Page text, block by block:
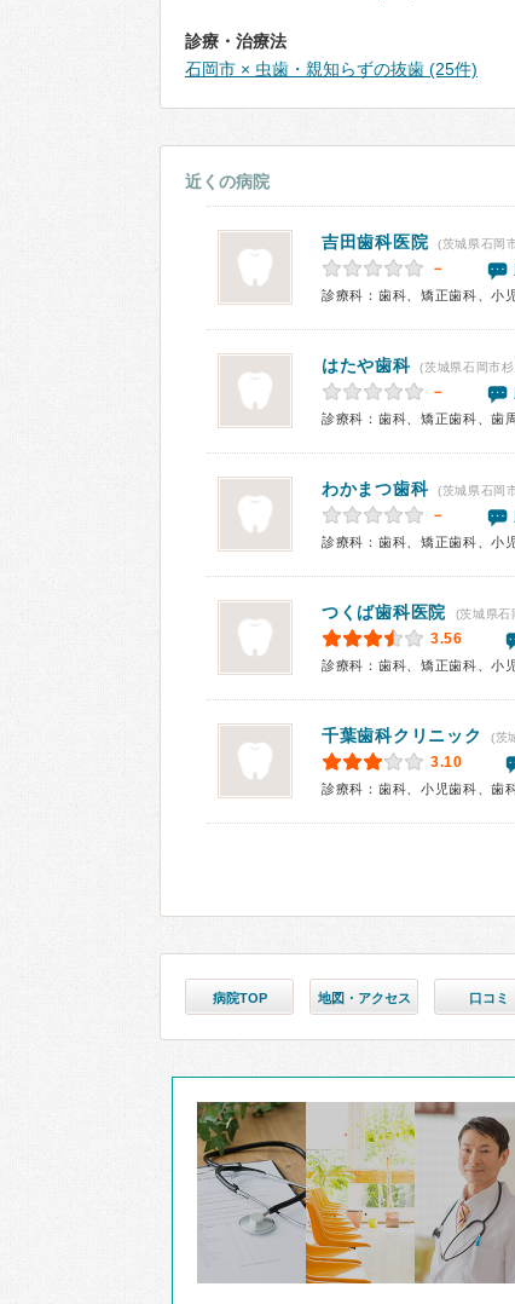
診療・治療法
石岡市 × 虫歯・親知らずの抜歯 (25件)
近くの病院
吉田歯科医院 (茨城県石岡
－
診療科：歯科、矯正歯科、小
はたや歯科 (茨城県石岡市
－
診療科：歯科、矯正歯科、歯
わかまつ歯科 (茨城県石岡
－
診療科：歯科、矯正歯科、小
つくば歯科医院 (茨城県石
3.56
診療科：歯科、矯正歯科、小
千葉歯科クリニック (茨
3.10
診療科：歯科、小児歯科、歯
病院TOP 地図・アクセス 口コミ